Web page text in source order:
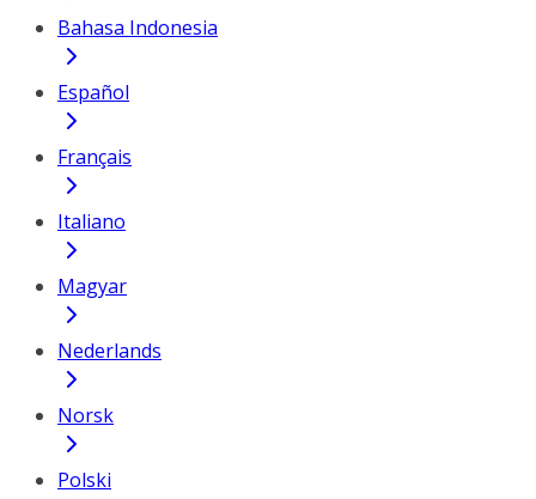
Bahasa Indonesia
Español
Français
Italiano
Magyar
Nederlands
Norsk
Polski